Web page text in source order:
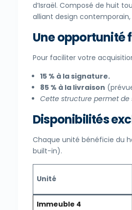
d’Israël. Composé de huit
alliant design
Une opportunité
Pour faciliter votre
15 % à la signature.
85 % à la livraison
Cette structure permet de
Disponibilités
Chaque unité bénéficie du
built-in).
Unité
Immeuble 4